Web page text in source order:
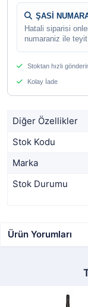
ŞASİ
Hatali siparisi
numaraniz ile
Stoktan hızlı
Kolay İade
Diğer Özellikler
Stok Kodu
Marka
Stok Durumu
Ürün Yorumları